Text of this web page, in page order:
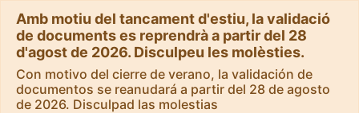
Amb motiu del tancament d'estiu, la validació
de documents es reprendrà a partir del 28
d'agost de 2026. Disculpeu les molèsties.
Con motivo del cierre de verano, la validación de
documentos se reanudará a partir del 28 de agosto
de 2026. Disculpad las molestias